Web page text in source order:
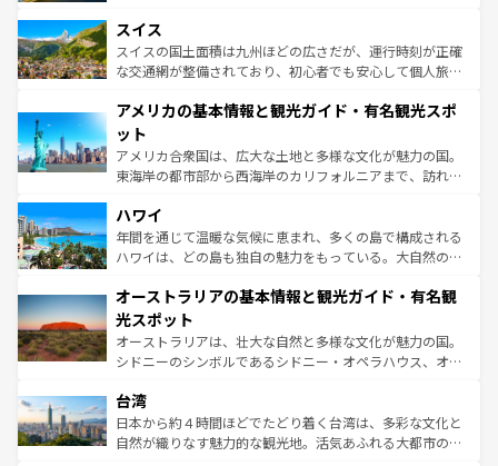
を参照してほしい。
は、お酒好きな人にはぜひ体験してほしい。 なお、新着の
ドイツ情報はコンテンツ一覧を参照してほしい。
リアごとに異なる魅力がある。また、優雅なアフタヌーン
ティー、ビール好きにはたまらない英国パブ、サッカー観
戦など、本場だからこそできる体験も豊富。イギリスを旅
ンツ一覧を参照してほしい。
スイス
スイスの国土面積は九州ほどの広さだが、運行時刻が正確
な交通網が整備されており、初心者でも安心して個人旅行
の建物がそのまま残る町や、スイスならではのユニークな
博物館もあり、アルプス観光だけでなく町歩きも満喫する
ことができる。国民の所得が高いため物価も高いが、旅行
者向けの交通パス提供のサービスもあり、うまく活用すれ
着のスイス情報は
アメリカの基本情報と観光ガイド・有名観光スポ
ット
アメリカ合衆国は、広大な土地と多様な文化が魅力の国。
東海岸の都市部から西海岸のカリフォルニアまで、訪れる
のような巨大都市は、観光、ショッピング、エンターテイ
ンメントが詰まった刺激的なスポットだ。一方、アメリカ
西部には大自然が広がり、グランドキャニオンやイエロー
部のニューオーリンズでは、音楽と美食が融合した独特の
文化が魅力。旅行者はアメリカの各地域で異なる魅力を楽
しみながら、その多様性と豊かな歴史を感じることができ
るだろう。車でのロードトリップや列車の旅も、アメリカ
情報は
ハワイ
年間を通じて温暖な気候に恵まれ、多くの島で構成される
ハワイは、どの島も独自の魅力をもっている。大自然の神
ワイ島は見逃せない。また、定番の観光地といえばオアフ
島だが、静かな自然を求めるならマウイ島やカウアイ島が
おすすめ。エメラルドグリーンに輝く海をはじめ、豊かな
文化や歴史が息づいている。「アロハスピリット」と呼ば
人々、おいしいローカルフードやハワイアンミュージッ
ク、伝統的なフラダンスなど、すべてがハワイの魅力を彩
っている。訪れるたびに新しい発見と感動が待っているハ
オーストラリアの基本情報と観光ガイド・有名観
光スポット
オーストラリアは、壮大な自然と多様な文化が魅力の国。
シドニーのシンボルであるシドニー・オペラハウス、オー
リアリーフや大陸中央部にそびえるウルル（エアーズロッ
ク）、タスマニアの美しい原生林やケアンズの熱帯雨林な
ど、見どころがたくさん。また、カフェやワイン、オージ
台湾
日本から約４時間ほどでたどり着く台湾は、多彩な文化と
自然が織りなす魅力的な観光地。活気あふれる大都市の台